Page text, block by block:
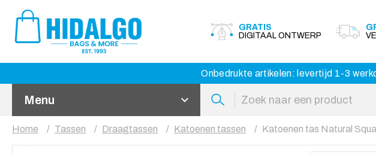
GRATIS
DIGITAAL ONTWERP
Onbedrukte artikelen: levertijd 1-3
Menu
Home Tassen Draagtassen Katoenen tassen Katoenen tas Natural